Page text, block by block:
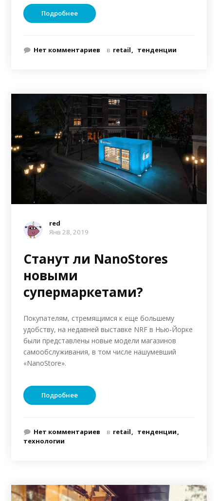
Подробнее
Нет комментариев в retail тенденции
red
Янв 28, 2019
Станут ли NanoStores
новыми
супермаркетами?
Покупателям, стремящимся к еще большему
удобству, на недавней выставке NRF в Нью-Йорке
были представлены новые модели магазинов
самообслуживания, в том числе нашумевший
«NanoStore».
Подробнее
Нет комментариев в retail
тенденции
технологии